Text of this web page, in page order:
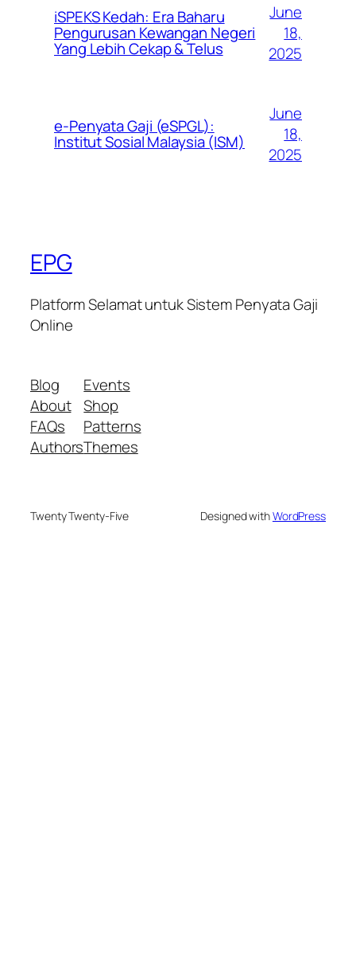
iSPEKS Kedah: Era Baharu
Pengurusan Kewangan Negeri
Yang Lebih Cekap & Telus
June
18,
2025
e-Penyata Gaji (eSPGL):
Institut Sosial Malaysia (ISM)
June
18,
2025
EPG
Platform Selamat untuk Sistem Penyata Gaji
Online
Blog
About
FAQs
Authors
Events
Shop
Patterns
Themes
Twenty Twenty-Five Designed withWordPress